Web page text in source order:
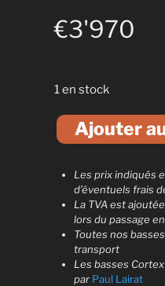
€3'970
1 en stock
Ajouter
Les prix indiqués
d’éventuels frais
La TVA est
lors du passage
Toutes nos
transport
Les basses
par Paul Lairat